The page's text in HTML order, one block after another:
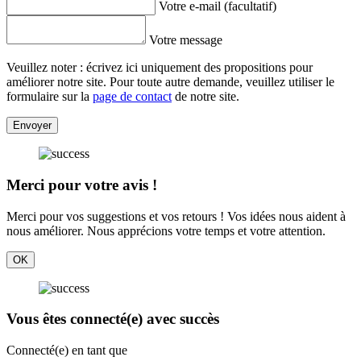
Votre e-mail (facultatif)
Votre message
Veuillez noter : écrivez ici uniquement des propositions pour
améliorer notre site. Pour toute autre demande, veuillez utiliser le
formulaire sur la page de contact de notre site.
Envoyer
Merci pour votre avis !
Merci pour vos suggestions et vos retours ! Vos idées nous aident à
nous améliorer. Nous apprécions votre temps et votre attention.
OK
Vous êtes connecté(e) avec succès
Connecté(e) en tant que